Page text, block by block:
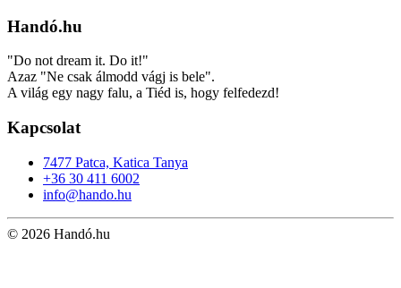
Handó.hu
"Do not dream it. Do it!"
Azaz "Ne csak álmodd vágj is bele".
A világ egy nagy falu, a Tiéd is, hogy felfedezd!
Kapcsolat
7477 Patca, Katica Tanya
+36 30 411 6002
info@hando.hu
© 2026 Handó.hu